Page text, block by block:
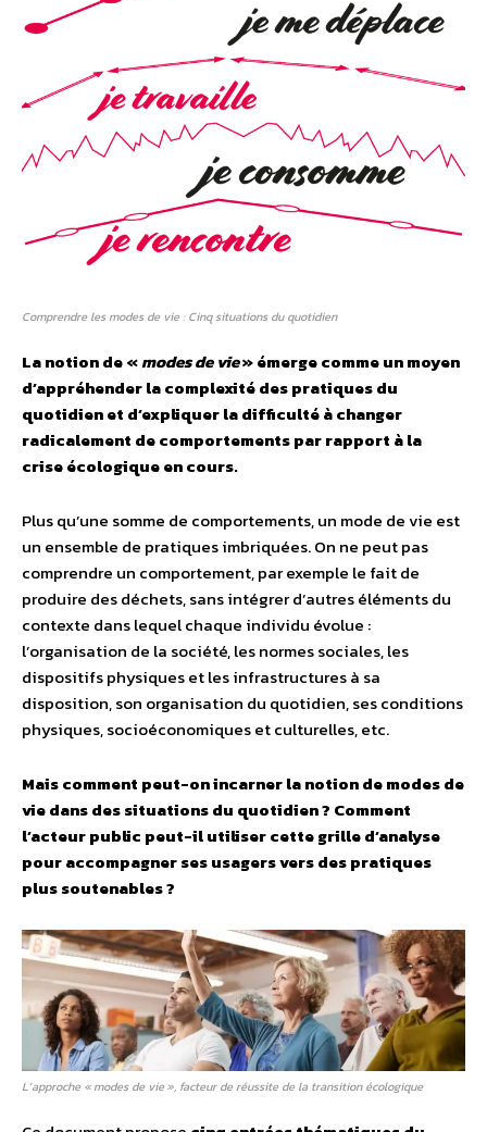
Comprendre les modes de vie : Cinq situations du quotidien
La notion de «modes de vie» émerge comme un moyen
d’appréhender la complexité des pratiques du
quotidien et d’expliquer la difficulté à changer
radicalement de comportements par rapport à la
crise écologique en cours.
Plus qu’une somme de comportements, un mode de vie est
un ensemble de pratiques imbriquées. On ne peut pas
comprendre un comportement, par exemple le fait de
produire des déchets, sans intégrer d’autres éléments du
contexte dans lequel chaque individu évolue :
l’organisation de la société, les normes sociales, les
dispositifs physiques et les infrastructures à sa
disposition, son organisation du quotidien, ses conditions
physiques, socioéconomiques et culturelles, etc.
Mais comment peut-on incarner la notion de modes de
vie dans des situations du quotidien ? Comment
l’acteur public peut-il utiliser cette grille d’analyse
pour accompagner ses usagers vers des pratiques
plus soutenables ?
L’approche « modes de vie », facteur de réussite de la transition écologique